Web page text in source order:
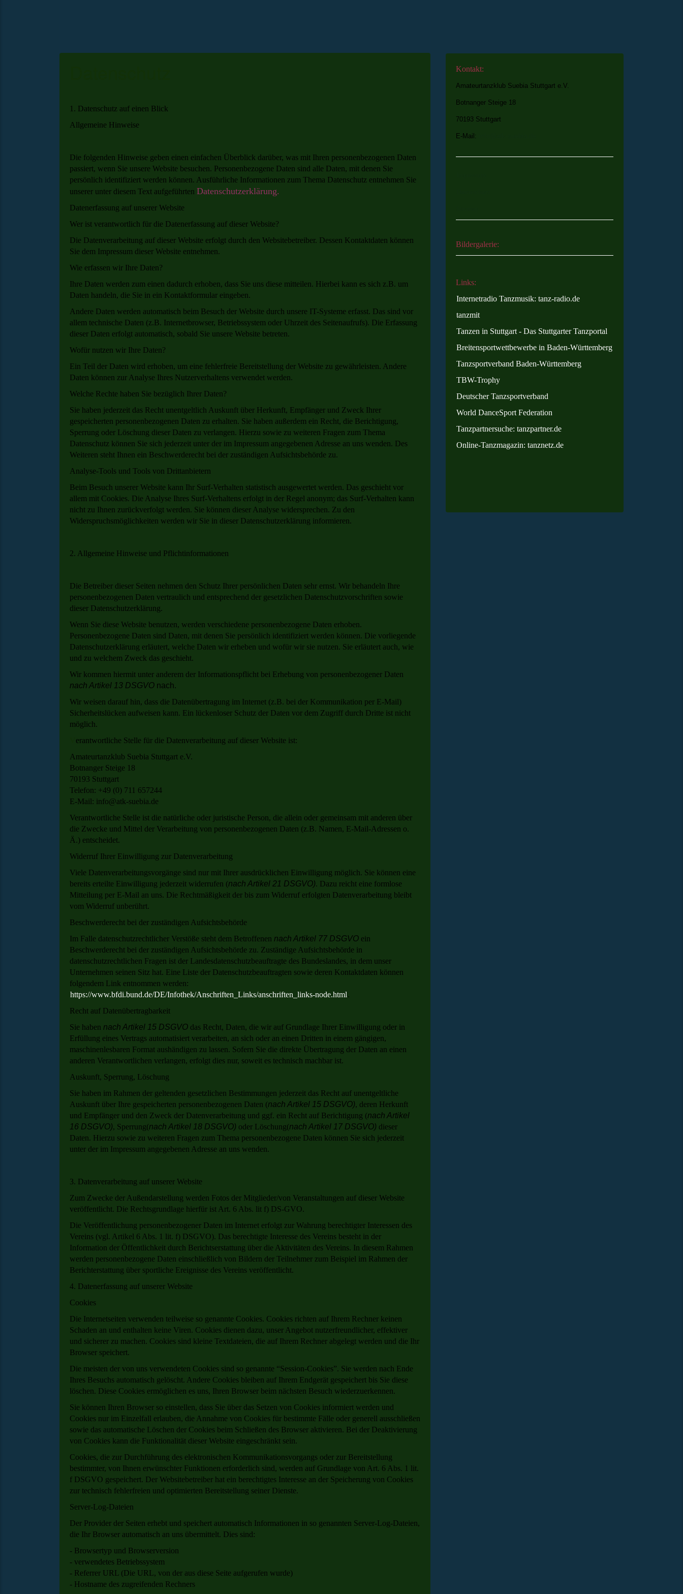
1. Datenschutz auf einen Blick
Allgemeine Hinweise
Die folgenden Hinweise geben einen einfachen Überblick darüber, was mit Ihren personenbezogenen Daten
passiert, wenn Sie unsere Website besuchen. Personenbezogene Daten sind alle Daten, mit denen Sie
persönlich identifiziert werden können. Ausführliche Informationen zum Thema Datenschutz entnehmen Sie
unserer unter diesem Text aufgeführten Datenschutzerklärung.
Datenerfassung auf unserer Website
Wer ist verantwortlich für die Datenerfassung auf dieser Website?
Die Datenverarbeitung auf dieser Website erfolgt durch den Websitebetreiber. Dessen Kontaktdaten können
Sie dem Impressum dieser Website entnehmen.
Wie erfassen wir Ihre Daten?
Ihre Daten werden zum einen dadurch erhoben, dass Sie uns diese mitteilen. Hierbei kann es sich z.B. um
Daten handeln, die Sie in ein Kontaktformular eingeben.
Andere Daten werden automatisch beim Besuch der Website durch unsere IT-Systeme erfasst. Das sind vor
allem technische Daten (z.B. Internetbrowser, Betriebssystem oder Uhrzeit des Seitenaufrufs). Die Erfassung
dieser Daten erfolgt automatisch, sobald Sie unsere Website betreten.
Wofür nutzen wir Ihre Daten?
Ein Teil der Daten wird erhoben, um eine fehlerfreie Bereitstellung der Website zu gewährleisten. Andere
Daten können zur Analyse Ihres Nutzerverhaltens verwendet werden.
Welche Rechte haben Sie bezüglich Ihrer Daten?
Sie haben jederzeit das Recht unentgeltlich Auskunft über Herkunft, Empfänger und Zweck Ihrer
gespeicherten personenbezogenen Daten zu erhalten. Sie haben außerdem ein Recht, die Berichtigung,
Sperrung oder Löschung dieser Daten zu verlangen. Hierzu sowie zu weiteren Fragen zum Thema
Datenschutz können Sie sich jederzeit unter der im Impressum angegebenen Adresse an uns wenden. Des
Weiteren steht Ihnen ein Beschwerderecht bei der zuständigen Aufsichtsbehörde zu.
Analyse-Tools und Tools von Drittanbietern
Beim Besuch unserer Website kann Ihr Surf-Verhalten statistisch ausgewertet werden. Das geschieht vor
allem mit Cookies. Die Analyse Ihres Surf-Verhaltens erfolgt in der Regel anonym; das Surf-Verhalten kann
nicht zu Ihnen zurückverfolgt werden. Sie können dieser Analyse widersprechen. Zu den
Widerspruchsmöglichkeiten werden wir Sie in dieser Datenschutzerklärung informieren.
2. Allgemeine Hinweise und Pflichtinformationen
Die Betreiber dieser Seiten nehmen den Schutz Ihrer persönlichen Daten sehr ernst. Wir behandeln Ihre
personenbezogenen Daten vertraulich und entsprechend der gesetzlichen Datenschutzvorschriften sowie
dieser Datenschutzerklärung.
Wenn Sie diese Website benutzen, werden verschiedene personenbezogene Daten erhoben.
Personenbezogene Daten sind Daten, mit denen Sie persönlich identifiziert werden können. Die vorliegende
Datenschutzerklärung erläutert, welche Daten wir erheben und wofür wir sie nutzen. Sie erläutert auch, wie
und zu welchem Zweck das geschieht.
Wir kommen hiermit unter anderem der Informationspflicht bei Erhebung von personenbezogener Daten
nach Artikel 13 DSGVO nach.
Wir weisen darauf hin, dass die Datenübertragung im Internet (z.B. bei der Kommunikation per E-Mail)
Sicherheitslücken aufweisen kann. Ein lückenloser Schutz der Daten vor dem Zugriff durch Dritte ist nicht
möglich.
erantwortliche Stelle für die Datenverarbeitung auf dieser Website ist:
Amateurtanzklub Suebia Stuttgart e.V.
Botnanger Steige 18
70193 Stuttgart
Telefon: +49 (0) 711 657244
E-Mail: info@atk-suebia.de
Verantwortliche Stelle ist die natürliche oder juristische Person, die allein oder gemeinsam mit anderen über
die Zwecke und Mittel der Verarbeitung von personenbezogenen Daten (z.B. Namen, E-Mail-Adressen o.
Ä.) entscheidet.
Widerruf Ihrer Einwilligung zur Datenverarbeitung
Viele Datenverarbeitungsvorgänge sind nur mit Ihrer ausdrücklichen Einwilligung möglich. Sie können eine
bereits erteilte Einwilligung jederzeit widerrufen (nach Artikel 21 DSGVO). Dazu reicht eine formlose
Mitteilung per E-Mail an uns. Die Rechtmäßigkeit der bis zum Widerruf erfolgten Datenverarbeitung bleibt
vom Widerruf unberührt.
Beschwerderecht bei der zuständigen Aufsichtsbehörde
Im Falle datenschutzrechtlicher Verstöße steht dem Betroffenen nach Artikel 77 DSGVO ein
Beschwerderecht bei der zuständigen Aufsichtsbehörde zu. Zuständige Aufsichtsbehörde in
datenschutzrechtlichen Fragen ist der Landesdatenschutzbeauftragte des Bundeslandes, in dem unser
Unternehmen seinen Sitz hat. Eine Liste der Datenschutzbeauftragten sowie deren Kontaktdaten können
folgendem Link entnommen werden:
https://www.bfdi.bund.de/DE/Infothek/Anschriften_Links/anschriften_links-node.html.
Recht auf Datenübertragbarkeit
Sie haben nach Artikel 15 DSGVO das Recht, Daten, die wir auf Grundlage Ihrer Einwilligung oder in
Erfüllung eines Vertrags automatisiert verarbeiten, an sich oder an einen Dritten in einem gängigen,
maschinenlesbaren Format aushändigen zu lassen. Sofern Sie die direkte Übertragung der Daten an einen
anderen Verantwortlichen verlangen, erfolgt dies nur, soweit es technisch machbar ist.
Auskunft, Sperrung, Löschung
Sie haben im Rahmen der geltenden gesetzlichen Bestimmungen jederzeit das Recht auf unentgeltliche
Auskunft über Ihre gespeicherten personenbezogenen Daten (nach Artikel 15 DSGVO), deren Herkunft
und Empfänger und den Zweck der Datenverarbeitung und ggf. ein Recht auf Berichtigung (nach Artikel
16 DSGVO), Sperrung(nach Artikel 18 DSGVO) oder Löschung(nach Artikel 17 DSGVO) dieser
Daten. Hierzu sowie zu weiteren Fragen zum Thema personenbezogene Daten können Sie sich jederzeit
unter der im Impressum angegebenen Adresse an uns wenden.
3. Datenverarbeitung auf unserer Website
Zum Zwecke der Außendarstellung werden Fotos der Mitglieder/von Veranstaltungen auf dieser Website
veröffentlicht. Die Rechtsgrundlage hierfür ist Art. 6 Abs. lit f) DS-GVO.
Die Veröffentlichung personenbezogener Daten im Internet erfolgt zur Wahrung berechtigter Interessen des
Vereins (vgl. Artikel 6 Abs. 1 lit. f) DSGVO). Das berechtigte Interesse des Vereins besteht in der
Information der Öffentlichkeit durch Berichtserstattung über die Aktivitäten des Vereins. In diesem Rahmen
werden personenbezogene Daten einschließlich von Bildern der Teilnehmer zum Beispiel im Rahmen der
Berichterstattung über sportliche Ereignisse des Vereins veröffentlicht.
4. Datenerfassung auf unserer Website
Cookies
Die Internetseiten verwenden teilweise so genannte Cookies. Cookies richten auf Ihrem Rechner keinen
Schaden an und enthalten keine Viren. Cookies dienen dazu, unser Angebot nutzerfreundlicher, effektiver
und sicherer zu machen. Cookies sind kleine Textdateien, die auf Ihrem Rechner abgelegt werden und die Ihr
Browser speichert.
Die meisten der von uns verwendeten Cookies sind so genannte “Session-Cookies”. Sie werden nach Ende
Ihres Besuchs automatisch gelöscht. Andere Cookies bleiben auf Ihrem Endgerät gespeichert bis Sie diese
löschen. Diese Cookies ermöglichen es uns, Ihren Browser beim nächsten Besuch wiederzuerkennen.
Sie können Ihren Browser so einstellen, dass Sie über das Setzen von Cookies informiert werden und
Cookies nur im Einzelfall erlauben, die Annahme von Cookies für bestimmte Fälle oder generell ausschließen
sowie das automatische Löschen der Cookies beim Schließen des Browser aktivieren. Bei der Deaktivierung
von Cookies kann die Funktionalität dieser Website eingeschränkt sein.
Cookies, die zur Durchführung des elektronischen Kommunikationsvorgangs oder zur Bereitstellung
bestimmter, von Ihnen erwünschter Funktionen erforderlich sind, werden auf Grundlage von Art. 6 Abs. 1 lit.
f DSGVO gespeichert. Der Websitebetreiber hat ein berechtigtes Interesse an der Speicherung von Cookies
zur technisch fehlerfreien und optimierten Bereitstellung seiner Dienste.
Server-Log-Dateien
Der Provider der Seiten erhebt und speichert automatisch Informationen in so genannten Server-Log-Dateien,
die Ihr Browser automatisch an uns übermittelt. Dies sind:
- Browsertyp und Browserversion
- verwendetes Betriebssystem
- Referrer URL (Die URL, von der aus diese Seite aufgerufen wurde)
- Hostname des zugreifenden Rechners
Kontakt:
Amateurtanzklub Suebia Stuttgart e.V.
Botnanger Steige 18
70193 Stuttgart
E-Mail:
Bildergalerie:
Links:
Internetradio Tanzmusik: tanz-radio.de
tanzmit
Tanzen in Stuttgart - Das Stuttgarter Tanzportal
Breitensportwettbewerbe in Baden-Württemberg
Tanzsportverband Baden-Württemberg
TBW-Trophy
Deutscher Tanzsportverband
World DanceSport Federation
Tanzpartnersuche: tanzpartner.de
Online-Tanzmagazin: tanznetz.de